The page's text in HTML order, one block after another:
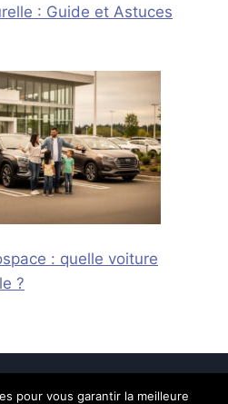
: Guide et Astuces
: quelle voiture
?
pour vous garantir la meilleure